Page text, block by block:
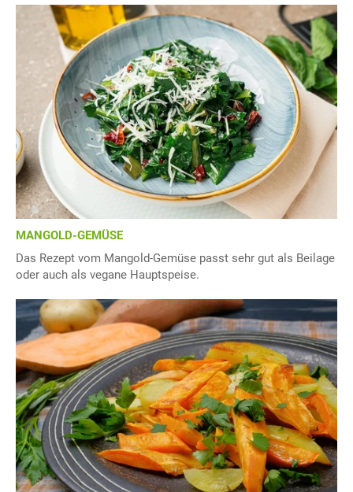
MANGOLD-GEMÜSE
Das Rezept vom Mangold-Gemüse passt sehr gut als Beilage
oder auch als vegane Hauptspeise.